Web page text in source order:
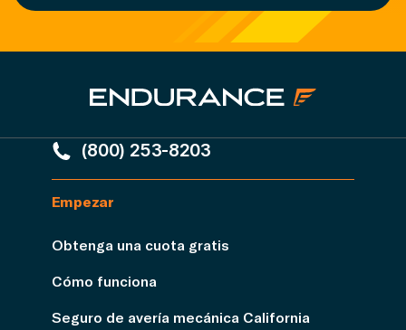
(800) 253-8203
Empezar
Obtenga una cuota gratis
Cómo funciona
Seguro de avería mecánica California